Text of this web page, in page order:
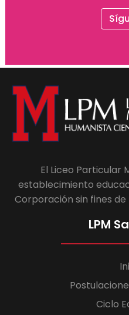
El Liceo Particular
establecimiento
Corporación sin fines de
LPM
Ciclo